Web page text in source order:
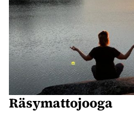
Räsymattojooga